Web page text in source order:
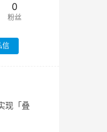
0
粉丝
信
现「叠